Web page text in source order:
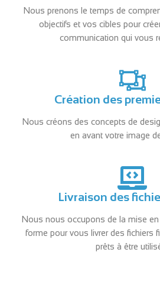
Nous prenons le temps de
objectifs et vos cibles pour
communication qui vous
Création des
Nous créons des concepts de
en avant votre image
Livraison des
Nous nous occupons de la mise
forme pour vous livrer des fichiers
prêts à être